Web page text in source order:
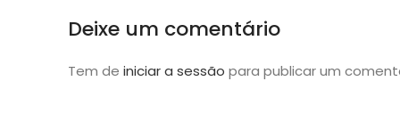
Deixe um comentário
Tem de iniciar a sessão para publicar um